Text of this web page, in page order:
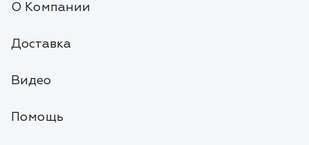
О Компании
Доставка
Видео
Помощь